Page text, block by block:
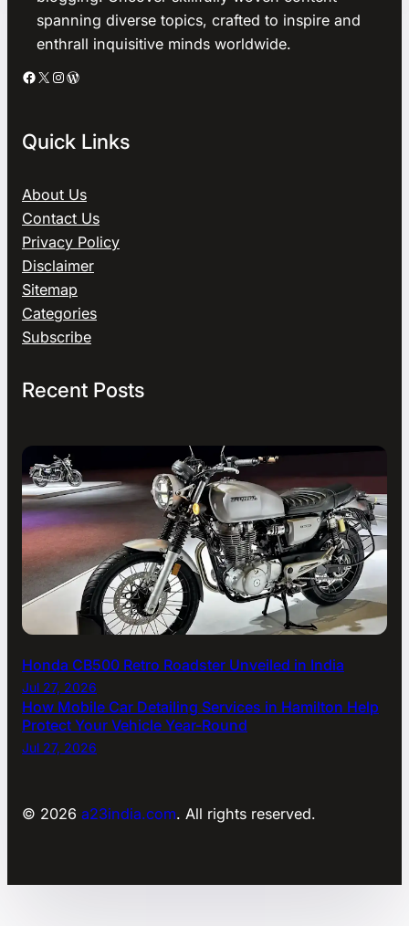
spanning diverse topics, crafted to inspire and
enthrall inquisitive minds worldwide.
Facebook X Instagram WordPress
Quick Links
About Us
Contact Us
Privacy Policy
Disclaimer
Sitemap
Categories
Subscribe
Recent Posts
Honda CB500 Retro Roadster Unveiled in India
Jul 27, 2026
How Mobile Car Detailing Services in Hamilton Help
Protect Your Vehicle Year-Round
Jul 27, 2026
© 2026 a23india.com. All rights reserved.